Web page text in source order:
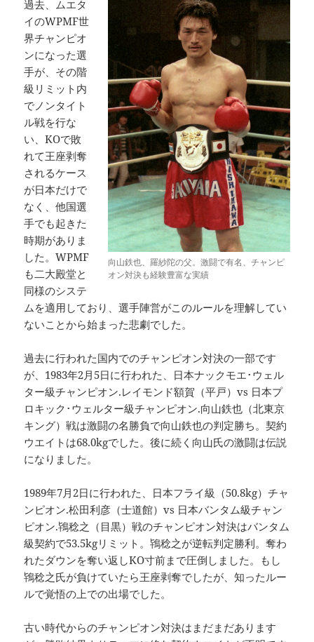
向山鉄也、羅紗陀の父。激闘で有名、チャンピ
オン対決も経験豊富な実績
過去、ムエタ
イのWPMF世
界チャンピオ
ンになった選
手が、その階
級リミット内
でノンタイト
ル戦を行な
い、KOで敗
れて王座剥奪
されるケース
が日本だけで
なく、他国選
手でも起きた
時期がありま
した。WPMF
も二大殿堂と
同様のシステ
ムを適用しており、選手陣営がこのルールを理解してい
ないことから始まった悲劇でした。
過去に行われた国内でのチャンピオン対決の一部です
が、1983年2月5日に行われた、日本ナックモエ･ウェル
ター級チャンピオン.レイモンド額賀（平戸）vs 日本プ
ロキック･ウェルター級チャンピオン.向山鉄也（北東京
キング）戦は激闘の名勝負で向山鉄也の判定勝ち。契約
ウエイトは68.0kgでした。後に続く向山氏の激闘は伝説
になりました。
1989年7月2日に行われた、日本フライ級（50.8kg）チャ
ンピオン.松田利彦（士道館）vs 日本バンタム級チャン
ピオン.鴇稔之（目黒）戦のチャンピオン対決はバンタム
級契約で53.5kgリミット。鴇稔之が逆転判定勝利。奪わ
れたダウンを奪い返しKO寸前まで圧倒しました。もし
鴇稔之氏が負けていたら王座剥奪でしたが、知ったルー
ルで覚悟の上での出場でした。
古い時代からのチャンピオン対決はまだまだあります